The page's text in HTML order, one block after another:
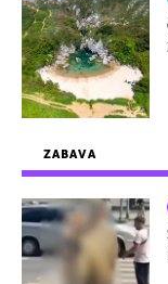
ZABAVA